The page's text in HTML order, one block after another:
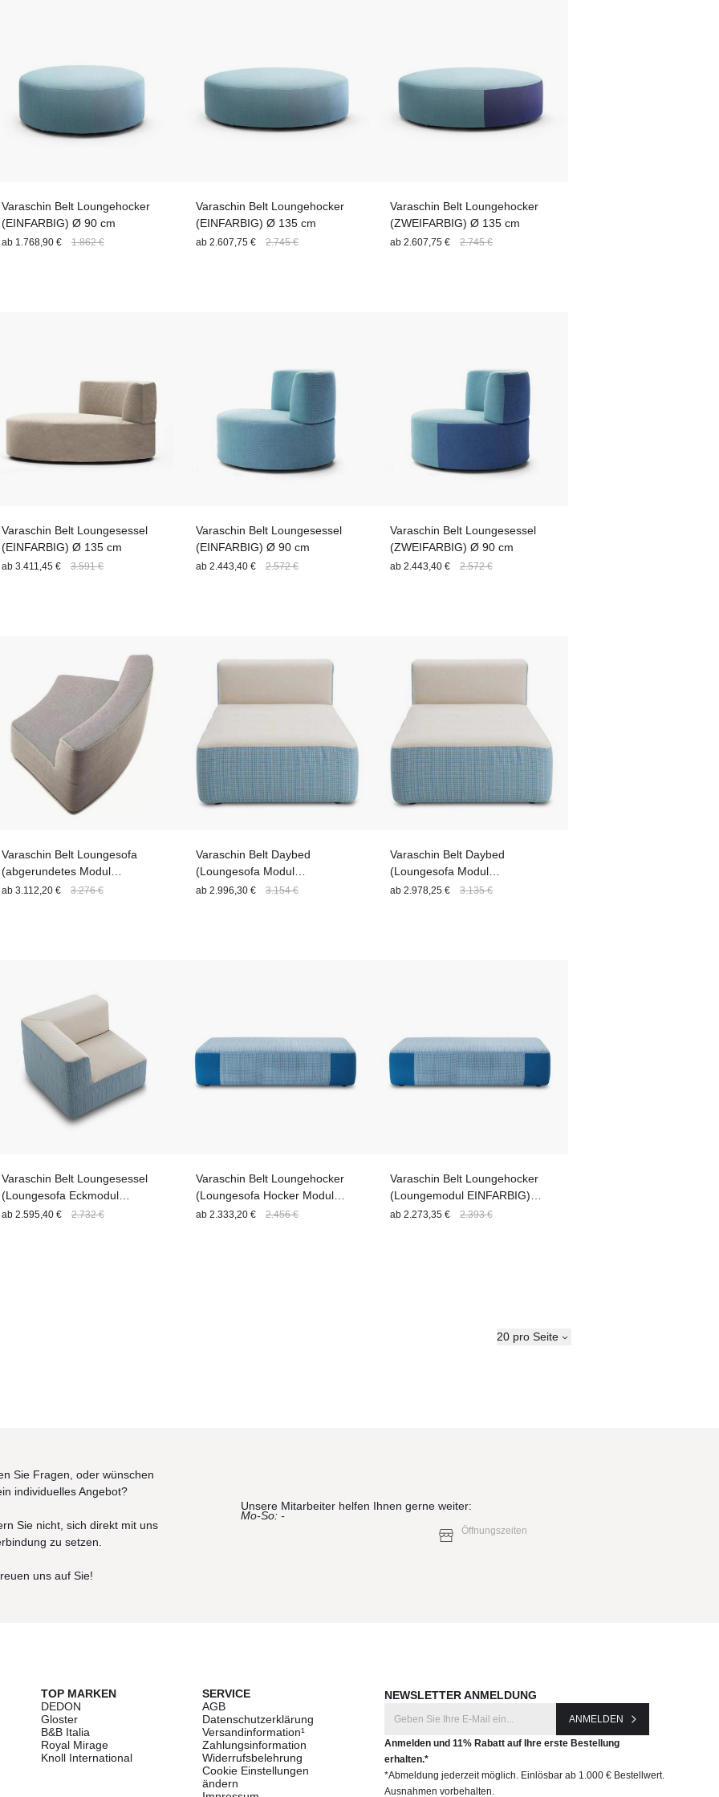
Varaschin Belt Loungehocker
(EINFARBIG) Ø 90 cm
ab 1.768,90 € 1.862 €
Varaschin Belt Loungehocker
(EINFARBIG) Ø 135 cm
ab 2.607,75 € 2.745 €
Varaschin Belt Loungehocker
(ZWEIFARBIG) Ø 135 cm
ab 2.607,75 € 2.745 €
Varaschin Belt Loungesessel
(EINFARBIG) Ø 135 cm
ab 3.411,45 € 3.591 €
Varaschin Belt Loungesessel
(EINFARBIG) Ø 90 cm
ab 2.443,40 € 2.572 €
Varaschin Belt Loungesessel
(ZWEIFARBIG) Ø 90 cm
ab 2.443,40 € 2.572 €
Varaschin Belt Loungesofa
(abgerundetes Modul
EINFARBIG) 161 cm
ab 3.112,20 € 3.276 €
Varaschin Belt Daybed
(Loungesofa Modul
ZWEIFARBIG) 160 cm
ab 2.996,30 € 3.154 €
Varaschin Belt Daybed
(Loungesofa Modul
EINFARBIG) 160 cm
ab 2.978,25 € 3.135 €
Varaschin Belt Loungesessel
(Loungesofa Eckmodul
EINFARBIG) 90 cm
ab 2.595,40 € 2.732 €
Varaschin Belt Loungehocker
(Loungesofa Hocker Modul
ZWEIFARBIG) 160 cm
ab 2.333,20 € 2.456 €
Varaschin Belt Loungehocker
(Loungemodul EINFARBIG)
160 cm
ab 2.273,35 € 2.393 €
20 pro Seite
Sie Fragen, oder wünschen
individuelles Angebot?
Sie nicht, sich direkt mit uns
zu setzen.
uns auf Sie!
Unsere Mitarbeiter helfen Ihnen gerne weiter:
Mo-So: -
Öffnungszeiten
TOP MARKEN
DEDON
Gloster
B&B Italia
Royal Mirage
Knoll International
SERVICE
AGB
Datenschutzerklärung
Versandinformation¹
Zahlungsinformation
Widerrufsbelehrung
Cookie Einstellungen
ändern
NEWSLETTER ANMELDUNG
ANMELDEN
Anmelden und 11% Rabatt auf Ihre erste Bestellung
erhalten.*
*Abmeldung jederzeit möglich. Einlösbar ab 1.000 € Bestellwert.
Ausnahmen vorbehalten.